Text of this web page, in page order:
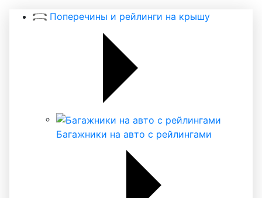
Поперечины и рейлинги на крышу
Багажники на авто с рейлингами